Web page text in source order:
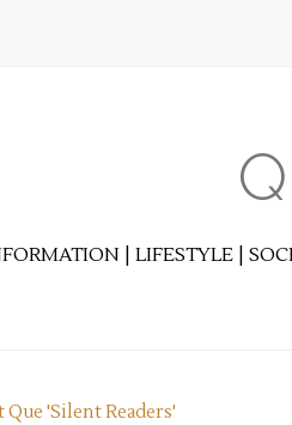
| LIFESTYLE |
Que 'Silent Readers'